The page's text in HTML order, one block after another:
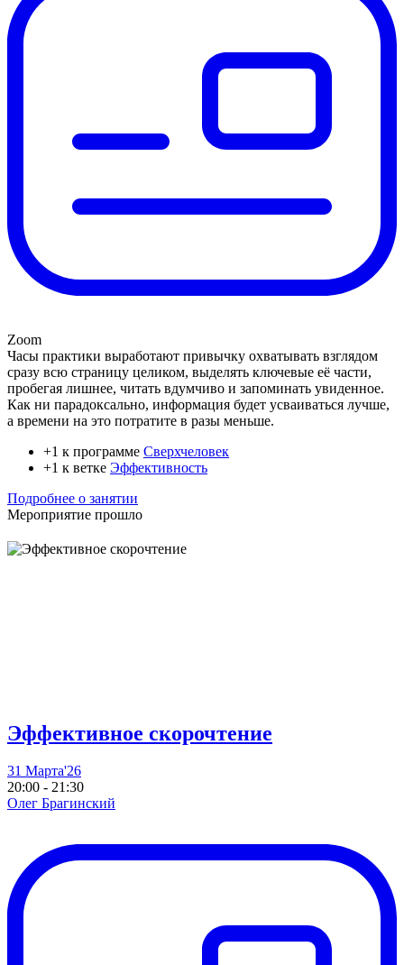
Zoom
Часы практики выработают привычку охватывать взглядом
сразу всю страницу целиком, выделять ключевые её части,
пробегая лишнее, читать вдумчиво и запоминать увиденное.
Как ни парадоксально, информация будет усваиваться лучше,
а времени на это потратите в разы меньше.
+1 к программе Сверхчеловек
+1 к ветке Эффективность
Подробнее о занятии
Мероприятие прошло
Эффективное скорочтение
31 Марта'26
20:00 - 21:30
Олег Брагинский